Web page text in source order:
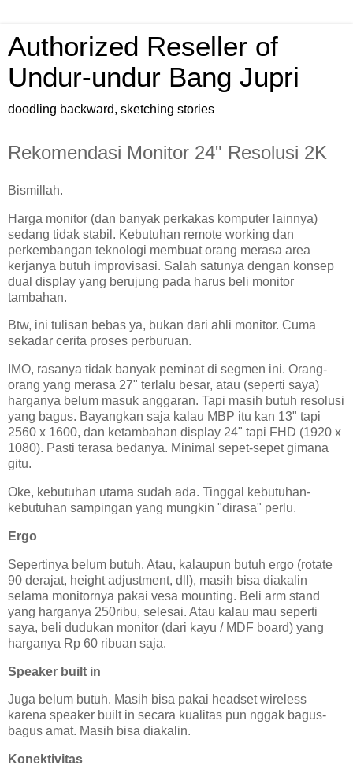
Authorized Reseller of
Undur-undur Bang Jupri
doodling backward, sketching stories
Rekomendasi Monitor 24" Resolusi 2K
Bismillah.
Harga monitor (dan banyak perkakas komputer lainnya)
sedang tidak stabil. Kebutuhan remote working dan
perkembangan teknologi membuat orang merasa area
kerjanya butuh improvisasi. Salah satunya dengan konsep
dual display yang berujung pada harus beli monitor
tambahan.
Btw, ini tulisan bebas ya, bukan dari ahli monitor. Cuma
sekadar cerita proses perburuan.
IMO, rasanya tidak banyak peminat di segmen ini. Orang-
orang yang merasa 27" terlalu besar, atau (seperti saya)
harganya belum masuk anggaran. Tapi masih butuh resolusi
yang bagus. Bayangkan saja kalau MBP itu kan 13" tapi
2560 x 1600, dan ketambahan display 24" tapi FHD (1920 x
1080). Pasti terasa bedanya. Minimal sepet-sepet gimana
gitu.
Oke, kebutuhan utama sudah ada. Tinggal kebutuhan-
kebutuhan sampingan yang mungkin "dirasa" perlu.
Ergo
Sepertinya belum butuh. Atau, kalaupun butuh ergo (rotate
90 derajat, height adjustment, dll), masih bisa diakalin
selama monitornya pakai vesa mounting. Beli arm stand
yang harganya 250ribu, selesai. Atau kalau mau seperti
saya, beli dudukan monitor (dari kayu / MDF board) yang
harganya Rp 60 ribuan saja.
Speaker built in
Juga belum butuh. Masih bisa pakai headset wireless
karena speaker built in secara kualitas pun nggak bagus-
bagus amat. Masih bisa diakalin.
Konektivitas